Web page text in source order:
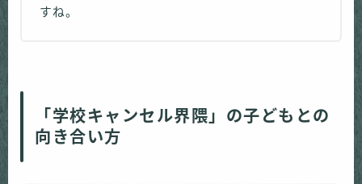
すね。
「学校キャンセル界隈」の子どもとの
向き合い方